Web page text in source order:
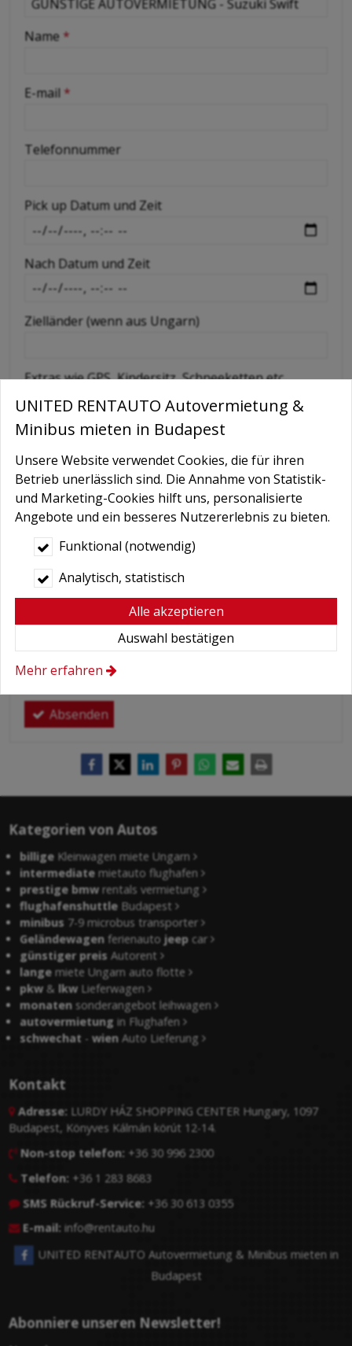
-
-
-
-
-
Name *
E-mail *
Telefonnummer
Pick up Datum und Zeit
Nach Datum und Zeit
Zielländer (wenn aus Ungarn)
Extras wie GPS, Kindersitz, Schneeketten etc
Nachricht
Bedingungen*
Hiermit autorisiere ich die Behandlung
meiner persönlichen Daten.
Hier finden Sie:
Absenden
Kategorien von Autos
billige Kleinwagen miete Ungarn
intermediate mietauto flughafen
prestige bmwrentals vermietung
flughafenshuttle Budapest
minibus 7-9 microbus transporter
Geländewagen ferienautojeep car
günstiger preis Autorent
lange miete Ungarn auto flotte
pkw&lkwLieferwagen
monaten sonderangebot leihwagen
autovermietung in Flughafen
schwechat -wien Auto Lieferung
Kontakt
 Adresse: LURDY HÁZ SHOPPING CENTER Hungary, 1097
Budapest, Könyves Kálmán körút 12-14.
 Non-stop telefon: +36 30 996 2300
 Telefon: +36 1 283 8683
 SMS Rückruf-Service: +36 30 613 0355
 E-mail: info@rentauto.hu
UNITED RENTAUTO Autovermietung & Minibus mieten in
Budapest
Abonniere unseren Newsletter!
UNITED RENTAUTO Autovermietung &
Minibus mieten in Budapest
Unsere Website verwendet Cookies, die für ihren
Betrieb unerlässlich sind. Die Annahme von Statistik-
und Marketing-Cookies hilft uns, personalisierte
Angebote und ein besseres Nutzererlebnis zu bieten.
Funktional (notwendig)
Analytisch, statistisch
Alle akzeptieren
Auswahl bestätigen
Mehr erfahren